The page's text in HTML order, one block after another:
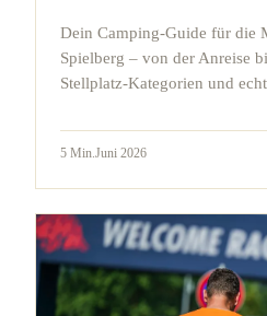
Dein Camping-Guide für die
Spielberg – von der Anreise
Stellplatz-Kategorien und
5 Min. Juni 2026